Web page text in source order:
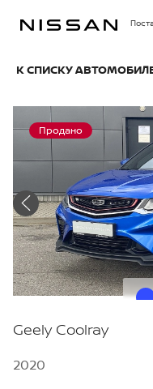
К СПИСКУ
Продано
Geely Coolray
2020